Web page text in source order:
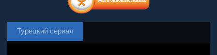
Турецкий сериал